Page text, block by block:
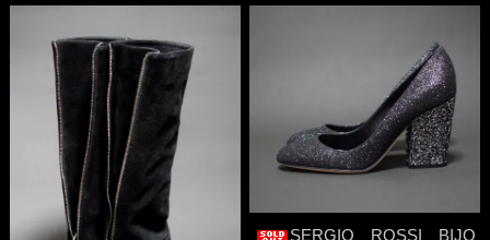
SERGIO ROSSI BIJO